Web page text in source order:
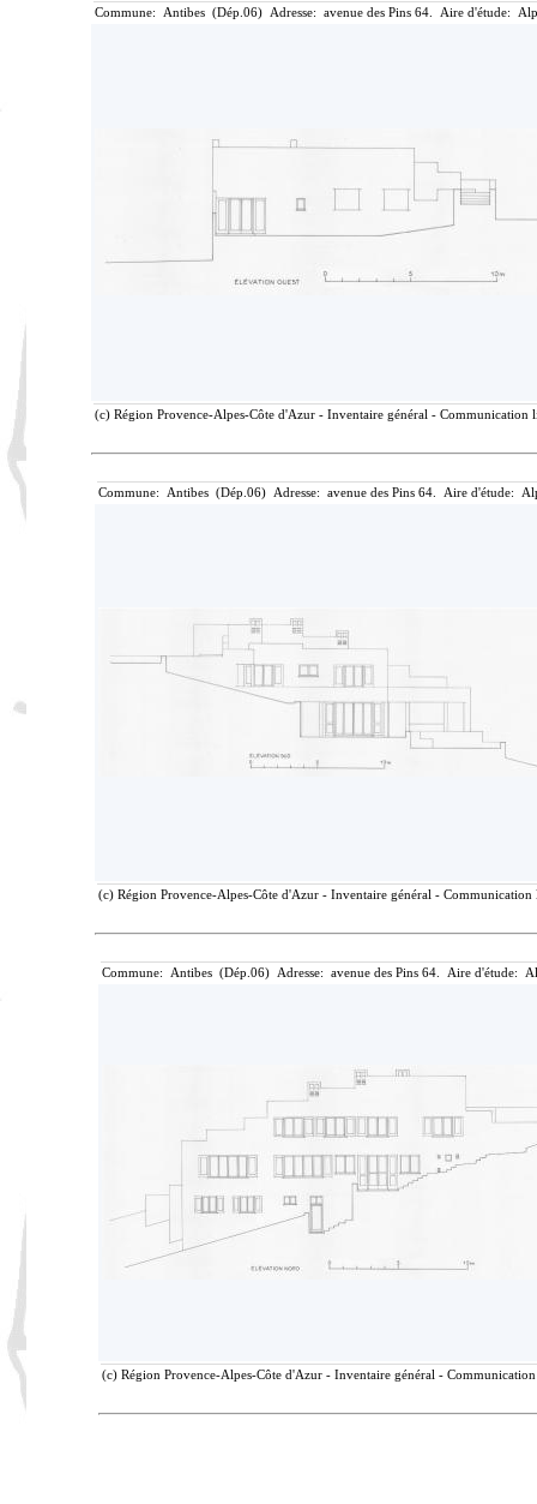
Commune: Antibes (Dép.06) Adresse: avenue des Pins 64. Aire d'étude:
(c) Région Provence-Alpes-Côte d'Azur - Inventaire général - Communication
Commune: Antibes (Dép.06) Adresse: avenue des Pins 64. Aire d'étude:
(c) Région Provence-Alpes-Côte d'Azur - Inventaire général -
Commune: Antibes (Dép.06) Adresse: avenue des Pins 64. Aire d'étude:
(c) Région Provence-Alpes-Côte d'Azur - Inventaire général -